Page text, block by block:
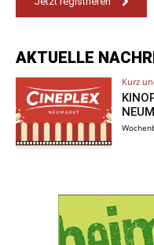
AKTUELLE
Kurz